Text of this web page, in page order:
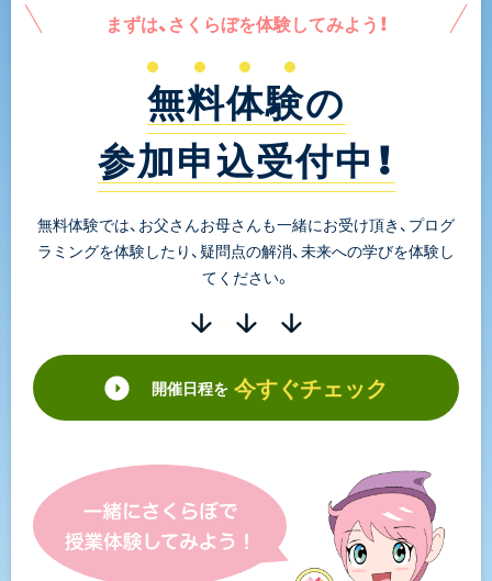
まずは、さくらぼを体験してみよう！
無料体験の
参加申込受付中！
無料体験では、お父さんお母さんも一緒にお受け頂き、プログ
ラミングを体験したり、疑問点の解消、未来への学びを体験し
てください。
開催日程を 今すぐチェック